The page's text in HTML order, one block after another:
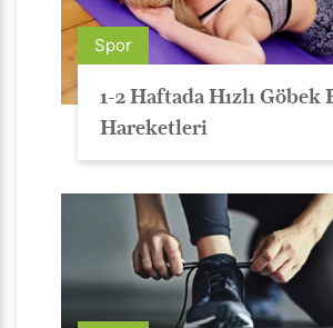
Spor
1-2 Haftada Hızlı Göbek
Hareketleri